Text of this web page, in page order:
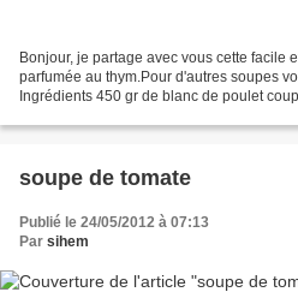
Bonjour, je partage avec vous cette facile
parfumée au thym.Pour d'autres soupes
Ingrédients 450 gr de blanc de poulet
soupe de tomate
Publié le 24/05/2012 à 07:13
Par sihem